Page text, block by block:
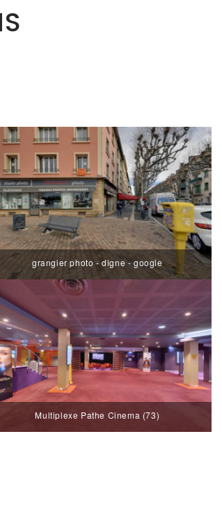
grangier photo - digne - google
Multiplexe Pathe Cinema (73)